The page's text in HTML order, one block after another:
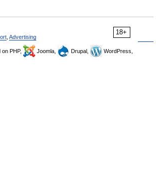
18+
Advertising
on PHP, Joomla, Drupal,
WordPress,